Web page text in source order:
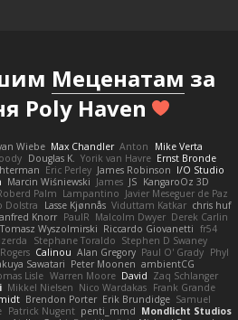
Меценатам за
Poly Haven
Wiebe Max Chandler Anton
Mike Verta
Douglas K. Yorik van Havre Ernst Bronde
Eric Perley James Robinson I/O Studio
Marcin Wiśniewski James JS KangaroOz 3D
Palm Lampantino Javier Meseguer de Paz
Dolstra Lasse Kjønnås Viduttam Katkar chris huf
Knorr PaulR Malcolm Dwyer Derek Carlin
Tomasz Wyszolmirski Riccardo Giovanetti fr54
Stephane Toraldo Stephen D Swaney
Calinou Alan Gregory Paul O' Grady Phyl
Sawatari Peter Moonen ambientCG
Lisle Warren Moore David Zaq Schlanger
Mikkel Nielsen Nico Wardakas Frank Grande
Brendon Porter Erik Brundidge Samuel
Patrick Nugent penti_mmd Mondlicht Studios